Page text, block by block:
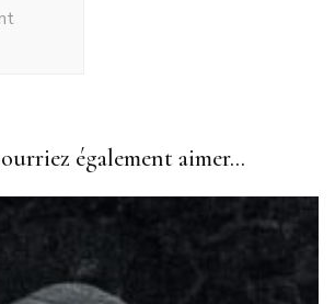
également aimer...